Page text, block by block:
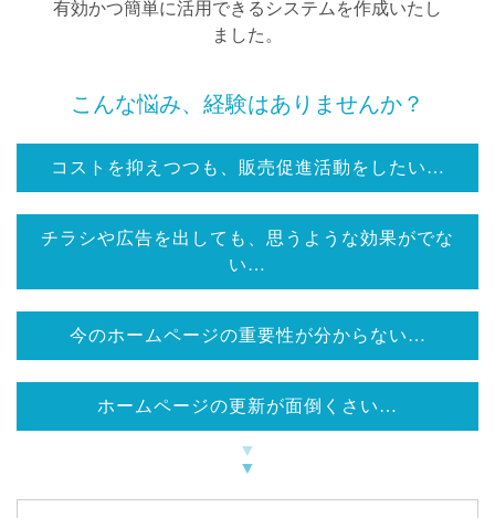
有効かつ簡単に活用できるシステムを作成いたし
ました。
こんな悩み、経験はありませんか？
コストを抑えつつも、販売促進活動をしたい…
チラシや広告を出しても、思うような効果がでな
い…
今のホームページの重要性が分からない…
ホームページの更新が面倒くさい…
▼
▼